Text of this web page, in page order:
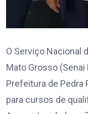
O Serviço Nacional
Mato Grosso
Prefeitura de Pedra
para cursos de